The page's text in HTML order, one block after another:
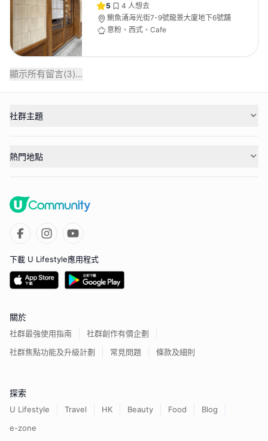
5 4 人想去
鰂魚涌海光街7-9號龍景大廈地下6號舖
意粉、西式、Cafe
顯示所有留言(3)...
社群主題
熱門地點
下載 U Lifestyle應用程式
關於
社群最強使用指南
社群創作有價企劃
社群焦點功能及升級計劃
常見問題 條款及細則
探索
U Lifestyle Travel HK Beauty Food
Blog
e-zone